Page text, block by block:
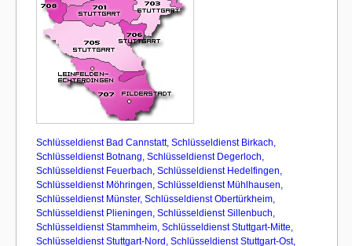
Schlüsseldienst Bad Cannstatt, Schlüsseldienst Birkach,
Schlüsseldienst Botnang, Schlüsseldienst Degerloch,
Schlüsseldienst Feuerbach, Schlüsseldienst Hedelfingen,
Schlüsseldienst Möhringen, Schlüsseldienst Mühlhausen,
Schlüsseldienst Münster, Schlüsseldienst Obertürkheim,
Schlüsseldienst Plieningen, Schlüsseldienst Sillenbuch,
Schlüsseldienst Stammheim, Schlüsseldienst Stuttgart-Mitte,
Schlüsseldienst Stuttgart-Nord , Schlüsseldienst Stuttgart-Ost,